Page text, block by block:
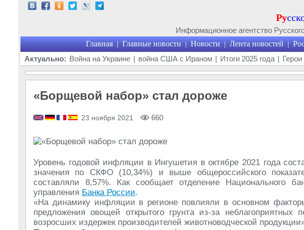
Ру
Информационное агентство
Главная | Главные новости | Новости | Лента новостей |
Актуально: Война на Украине | война США с Ираном | Итоги 2025 года |
«Борщевой набор» стал дороже
23 ноября 2021 660
Уровень годовой инфляции в Ингушетия в октябре 2021 года
значения по СКФО (10,34%) и выше общероссийского
составляли 8,57%. Как сообщает отделение Национального
управления Банка России.
«На динамику инфляции в регионе повлияли в основном
предложения овощей открытого грунта из-за
возросших издержек производителей животноводческой